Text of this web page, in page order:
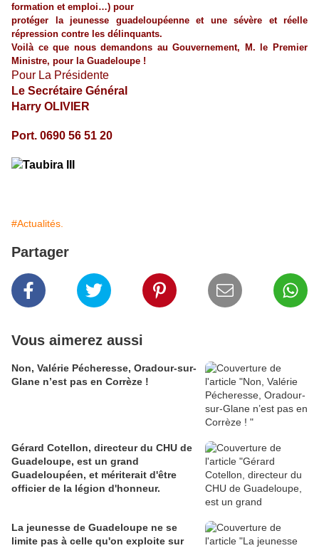
formation et emploi…) pour
protéger la jeunesse guadeloupéenne et une sévère et réelle
répression contre les délinquants.
Voilà ce que nous demandons au Gouvernement, M. le Premier
Ministre, pour la Guadeloupe !
Pour La Présidente
Le Secrétaire Général
Harry OLIVIER
Port. 0690 56 51 20
#Actualités.
Partager
Vous aimerez aussi
Non, Valérie Pécheresse, Oradour-sur-
Glane n’est pas en Corrèze !
Gérard Cotellon, directeur du CHU de
Guadeloupe, est un grand
Guadeloupéen, et mériterait d'être
officier de la légion d'honneur.
La jeunesse de Guadeloupe ne se
limite pas à celle qu'on exploite sur